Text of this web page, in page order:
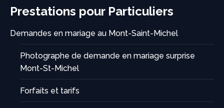
Prestations pour Particuliers
Demandes en mariage au Mont-Saint-Michel
Photographe de demande en mariage surprise
Mont-St-Michel
Forfaits et tarifs